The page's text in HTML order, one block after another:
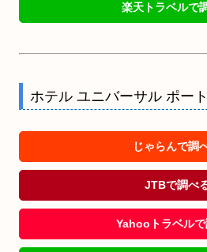
楽天トラベルで
ホテル ユニバーサル ポー
じゃらんで調
JTBで調べ
Yahooトラベルで